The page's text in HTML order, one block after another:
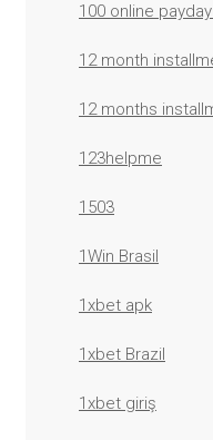
100 online
12 month
12 months
123helpme
1503
1Win Brasil
1xbet apk
1xbet Brazil
1xbet giriş